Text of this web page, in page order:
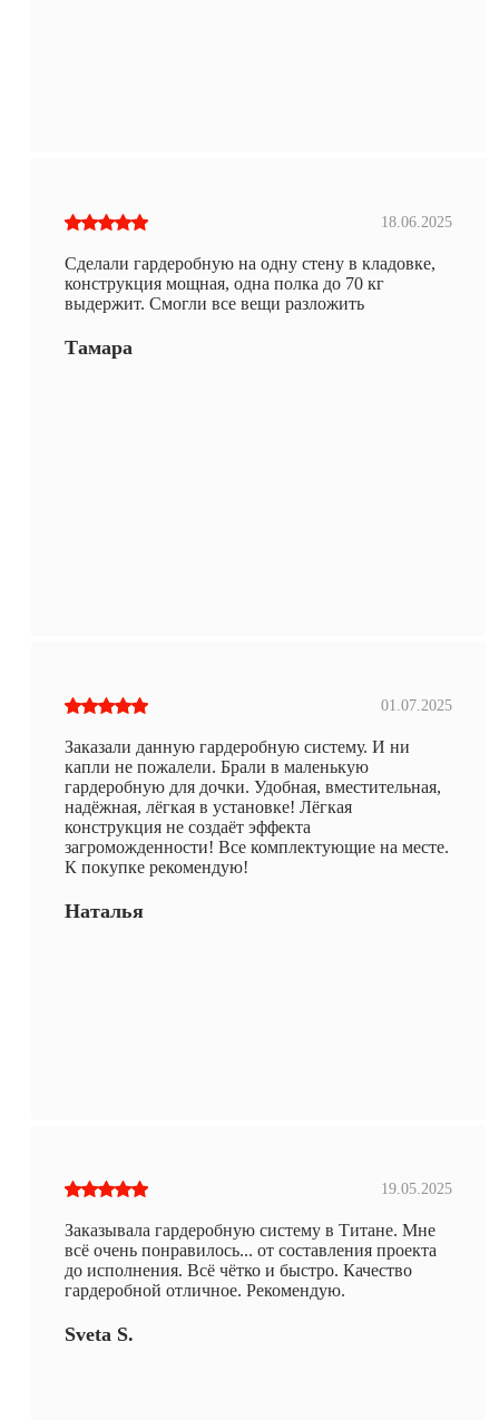
18.06.2025
Сделали гардеробную на одну стену в кладовке,
конструкция мощная, одна полка до 70 кг
выдержит. Смогли все вещи разложить
Тамара
01.07.2025
Заказали данную гардеробную систему. И ни
капли не пожалели. Брали в маленькую
гардеробную для дочки. Удобная, вместительная,
надёжная, лёгкая в установке! Лёгкая
конструкция не создаёт эффекта
загроможденности! Все комплектующие на месте.
К покупке рекомендую!
Наталья
19.05.2025
Заказывала гардеробную систему в Титане. Мне
всё очень понравилось... от составления проекта
до исполнения. Всё чётко и быстро. Качество
гардеробной отличное. Рекомендую.
Sveta S.